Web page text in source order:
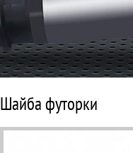
Шайба футорки